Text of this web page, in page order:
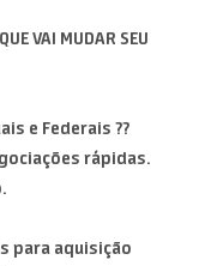
VAI MUDAR SEU
e Federais ??
rápidas.
para aquisição